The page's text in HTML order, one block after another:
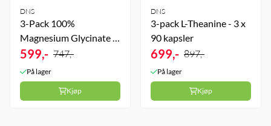
DNS
3-Pack 100%
Magnesium Glycinate -
3 x 120 kapsler
599,- 747,-
På lager
Kjøp
DNS
3-pack L-Theanine - 3 x
90 kapsler
699,- 897,-
På lager
Kjøp